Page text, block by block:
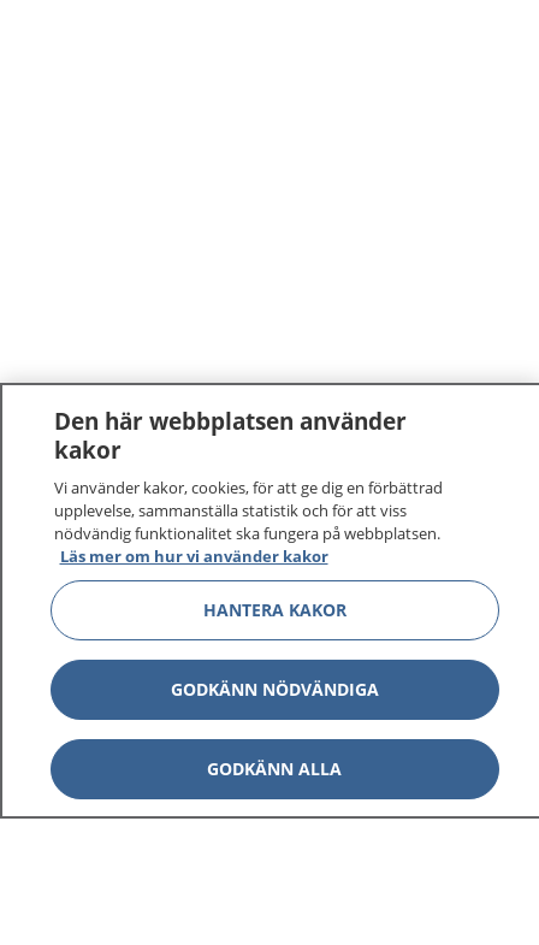
Den här webbplatsen använder
kakor
Vi använder kakor, cookies, för att ge dig en förbättrad
upplevelse, sammanställa statistik och för att viss
nödvändig funktionalitet ska fungera på webbplatsen.
Läs mer om hur vi använder kakor
HANTERA KAKOR
GODKÄNN NÖDVÄNDIGA
GODKÄNN ALLA